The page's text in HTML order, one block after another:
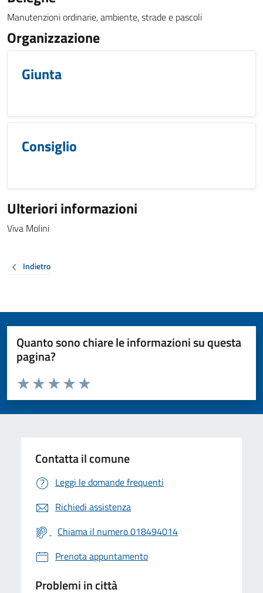
Manutenzioni ordinarie, ambiente, strade e pascoli
Organizzazione
Giunta
Consiglio
Ulteriori informazioni
Viva Molini
Indietro
Quanto sono chiare le informazioni su questa
pagina?
Valuta da 1 a 5 stelle la pagina
Valuta 5 stelle su 5
Valuta 4 stelle su 5
Valuta 3 stelle su 5
Valuta 2 stelle su 5
Valuta 1 stelle su 5
Contatta il comune
Leggi le domande frequenti
Richiedi assistenza
Chiama il numero 018494014
Prenota appuntamento
Problemi in città